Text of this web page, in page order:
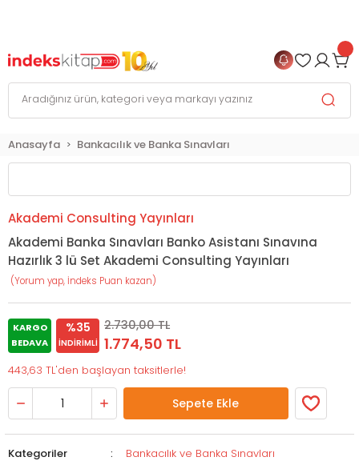
Anasayfa Bankacılık ve Banka Sınavları
Akademi Consulting Yayınları
Akademi Banka Sınavları Banko Asistanı Sınavına
Hazırlık 3 lü Set Akademi Consulting Yayınları
(Yorum yap, İndeks Puan kazan)
KARGO
BEDAVA
%35
İNDIRIMLI
2.730,00 TL
1.774,50 TL
443,63 TL'den başlayan taksitlerle!
Sepete Ekle
Kategoriler
Bankacılık ve Banka Sınavları